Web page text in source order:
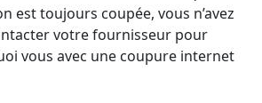
est toujours coupée, vous n’avez
votre fournisseur pour
vous avec une coupure internet